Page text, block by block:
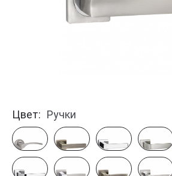
Цвет: Ручки